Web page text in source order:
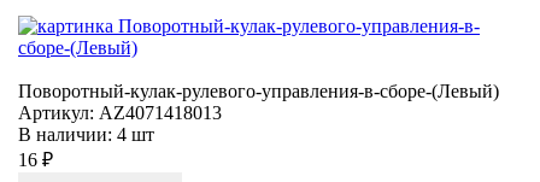
Поворотный-кулак-рулевого-управления-в-сборе-(Левый)
Артикул: AZ4071418013
В наличии: 4 шт
16 ₽